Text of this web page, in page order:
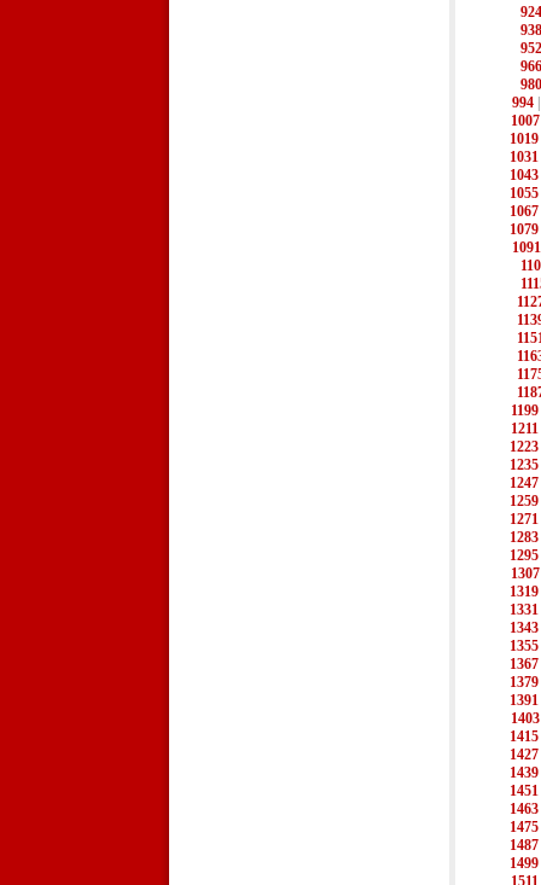
924
938
952
966
980
994
1007
1019
1031
1043
1055
1067
1079
1091
1199
1211
1223
1235
1247
1259
1271
1283
1295
1307
1319
1331
1343
1355
1367
1379
1391
1403
1415
1427
1439
1451
1463
1475
1487
1499
1511